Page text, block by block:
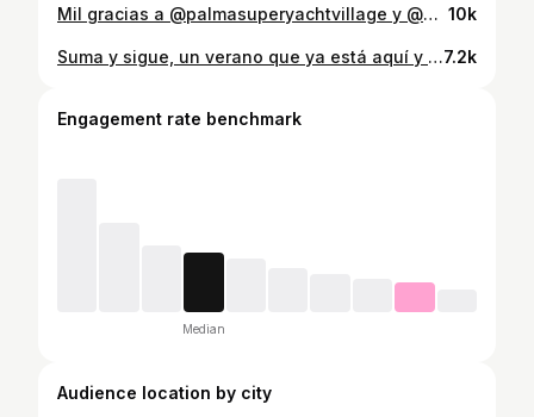
Mil gracias a @palmasuperyachtvillage y @palmainternationalboatshow por invitarme al Salón Náutico. Que barbaridad, que despliegue de medios. Gracias Mariana, Javi y Jesús por vuestra atención. #bolivia #españa #food #mallorca #mallorca #wedding #boat #yatch @arrozame.arg @arrozamepr @arrozamescz @arrozamebo 10k
Suma y sigue, un verano que ya está aquí y esto se anima.... Nos fuimos hasta Santañy con los Mayores... Y para ellos una paella mixta. Que bien me lo paso..gracias @germanesbuades @mer.flx @xexe_150 @beltrashow @fer_chef_bolivia @mikimikhuna @agenciacom_mallorca @baplinuniformes @whoismartib @luissannchez96 @mateoconte__ @diego_rivas93 @coco_lluis @mamas_pepper @iben_andsager @agromallorca_sat #bolivia #españa #food #mallorca #wedding #events #foodporn #paella #futbol7.2k
Engagement rate benchmark
Median
Audience location by city